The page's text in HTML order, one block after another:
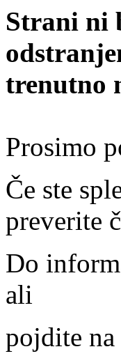
Strani ni
trenutno
Prosimo
Če ste
preverite
Do
ali
pojdite na